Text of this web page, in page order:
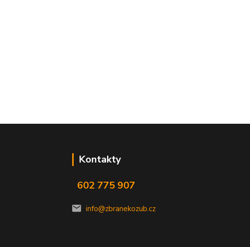
Kontakty
602 775 907
info@zbranekozub.cz